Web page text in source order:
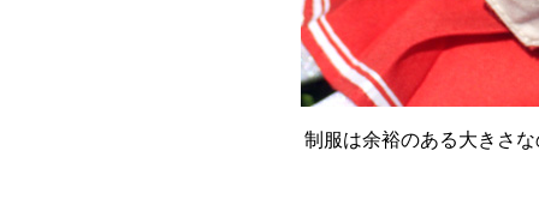
制服は余裕のある大きさ